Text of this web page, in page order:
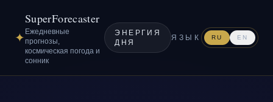
✦
SuperForecaster
Ежедневные
прогнозы,
космическая погода и
сонник
ЭНЕРГИЯ
ДНЯ
ЯЗЫК RU EN